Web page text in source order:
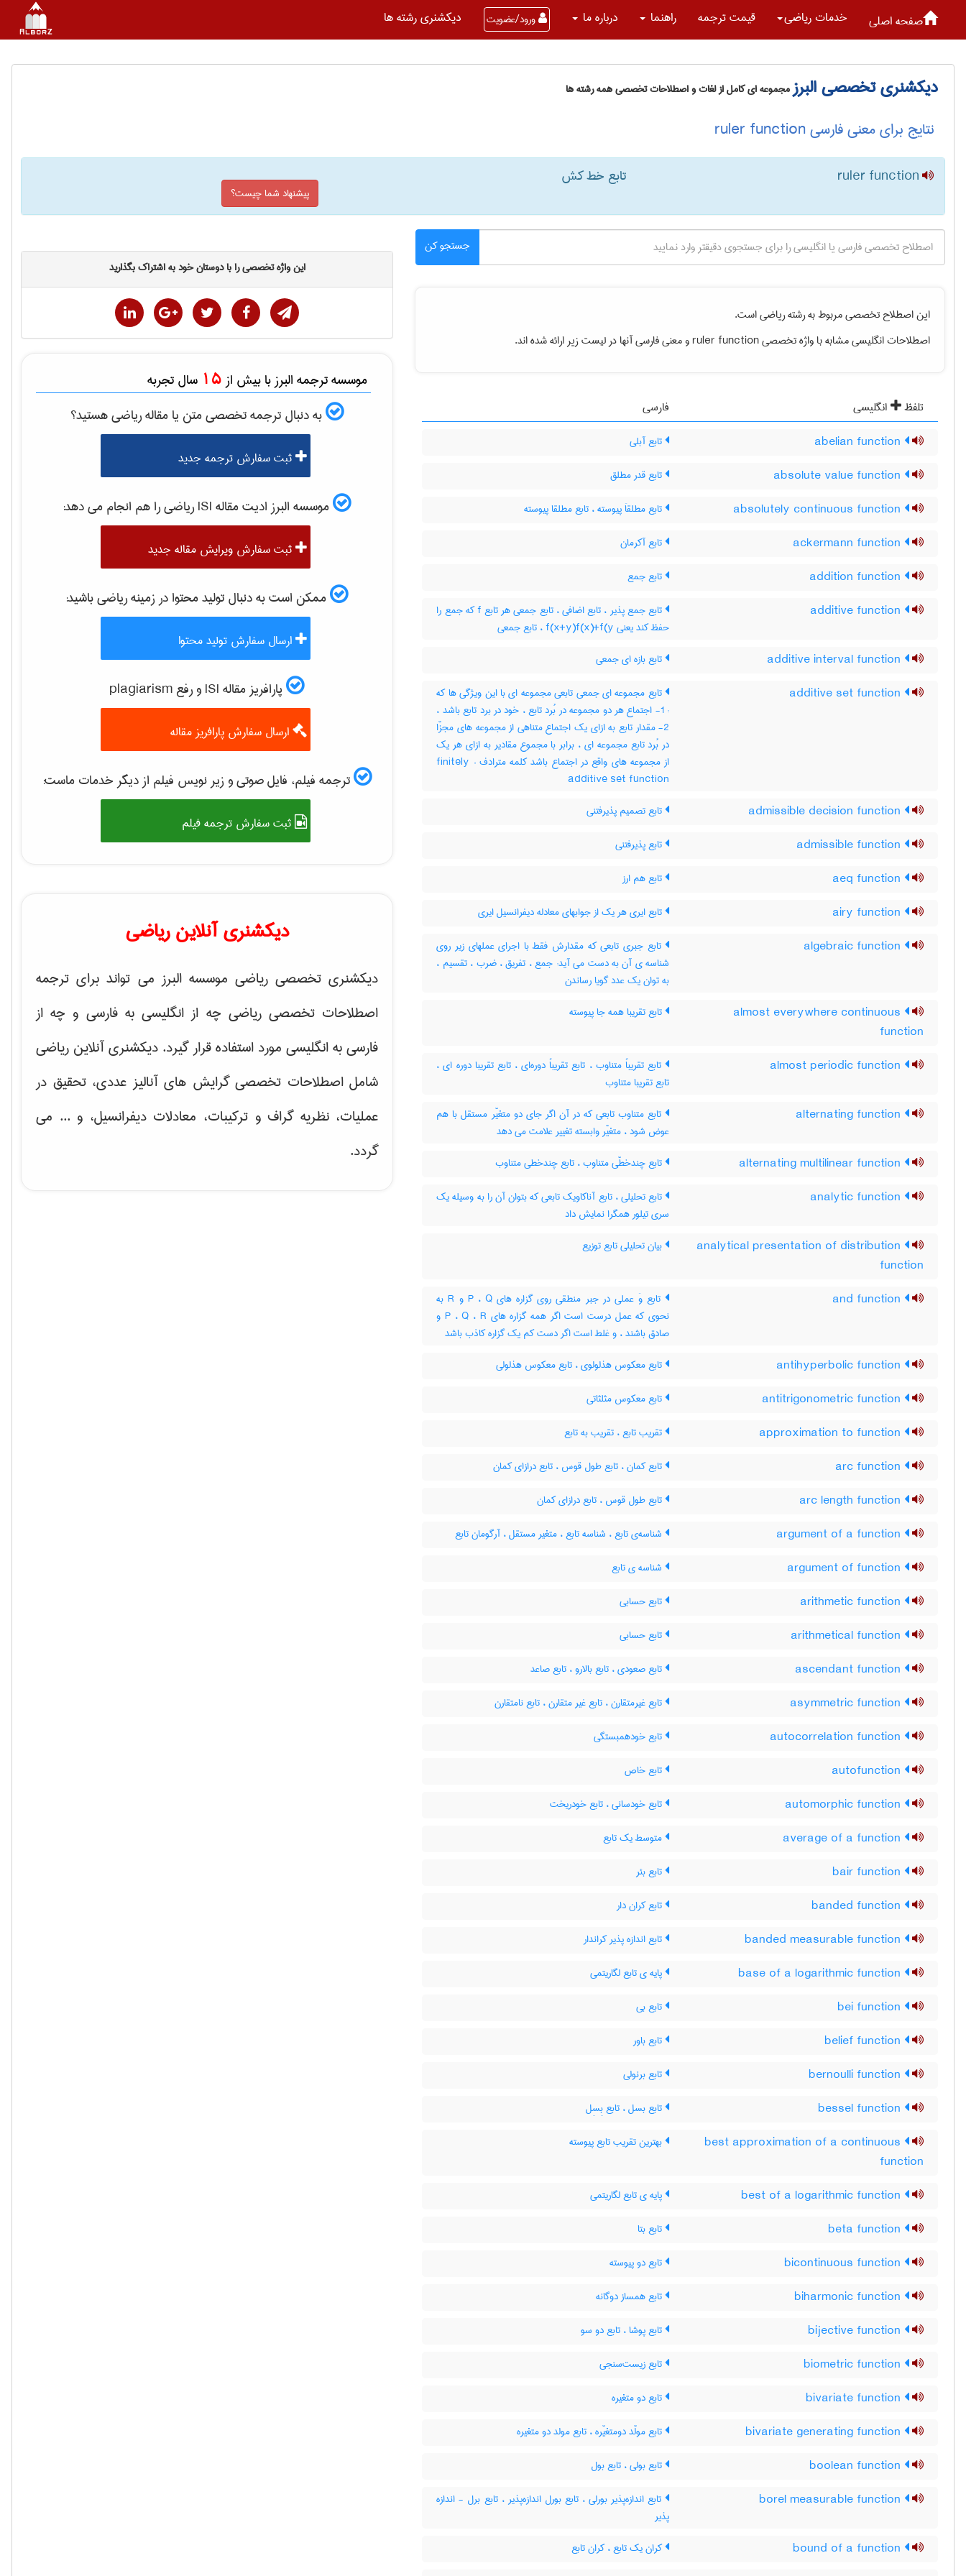
صفحه اصلی خدمات رياضی قیمت ترجمه راهنما درباره ما ورود/عضویت دیکشنری رشته ها
دیکشنری تخصصی البرزمجموعه ای کامل از لغات و اصطلاحات تخصصی همه رشته ها
نتایج برای معنی فارسی ruler function
ruler function تابع خط کش
پیشنهاد شما چیست؟
جستجو کن
این اصطلاح تخصصی مربوط به رشتهرياضیاست.
اصطلاحات انگلیسی مشابه با واژه تخصصیruler functionو معنی فارسی آنها در لیست زیر ارائه شده اند.
تلفظ انگلیسی
فارسی
تابع آبلی
تابع قدر مطلق
تابع مطلقاَ پیوسته ، تابع مطلقا پیوسته
تابع آکرمان
تابع جمع
تابع جمع پذیر ، تابع اضافی ، تابع جمعی هر تابع f که جمع را
حفظ کند یعنی f(x+y)f(x)+f(y ، تابع جمعی
تابع بازه ای جمعی
تابع مجموعه ای جمعی تابعی مجموعه ای با این ویژگی ها که
: 1- اجتماع هر دو مجموعه در بُرد تابع ، خود در برد تابع باشد ،
2- مقدار تابع به ازای یک اجتماع متناهی از مجموعه های مجزّا
در بُرد تابع مجموعه ای ، برابر با مجموع مقادیر به ازای هر یک
از مجموعه های واقع در اجتماع باشد کلمه مترادف : finitely
additive set function
تابع تصمیم پذیرفتنی
تابع پذیرفتنی
تابع هم ارز
تابع ایری هر یک از جوابهای معادله دیفرانسیل ایری
تابع جبری تابعی که مقدارش فقط با اجرای عملهای زیر روی
شناسه ی آن به دست می آید: جمع ، تفریق ، ضرب ، تقسیم ،
به توان یک عدد گویا رساندن
almost everywhere continuous
function
تابع تقریبا همه جا پیوسته
تابع تقریباً متناوب ، تابع تقریباً دوره‌ای ، تابع تقریبا دوره ای ،
تابع تقریبا متناوب
تابع متناوب تابعی که در آن اگر جای دو متغیّر مستقل با هم
عوض شود ، متغیّر وابسته تغییر علامت می دهد
تابع چندخطّی متناوب ، تابع چندخطی متناوب
تابع تحلیلی ، تابع آناکاویک تابعی که بتوان آن را به وسیله یک
سری تیلور همگرا نمایش داد
analytical presentation of distribution
function
بیان تحلیلی تابع توزیع
تابع وَ عملی در جبر منطقی روی گزاره های P ، Q و R به
نحوی که عمل درست است اگر همه گزاره های P ، Q ، R و
صادق باشند ، و غلط است اگر دست کم یک گزاره کاذب باشد
تابع معکوس هذلولوی ، تابع معکوس هذلولی
تابع معکوس مثلثاتی
تقریب تابع ، تقریب به تابع
تابع کمان ، تابع طول قوس ، تابع درازای کمان
تابع طول قوس ، تابع درازای کمان
شناسه‌ی تابع ، شناسه تابع ، متغیر مستقل ، آرگومان تابع
شناسه ی تابع
تابع حسابی
تابع حسابی
تابع صعودی ، تابع بالارو ، تابع صاعد
تابع غیرمتقارن ، تابع غیر متقارن ، تابع نامتقارن
تابع خودهمبستگی
تابع خاص
تابع خودسانی ، تابع خودریخت
متوسط یک تابع
تابع بئر
تابع کران دار
تابع اندازه پذیر کراندار
پایه ی تابع لگاریتمی
تابع بی
تابع باور
تابع برنولی
تابع بسل ، تابع بِسِل
best approximation of a continuous
function
بهترین تقریب تابع پیوسته
پایه ی تابع لگاریتمی
تابع بتا
تابع دو پیوسته
تابع همساز دوگانه
تابع پوشا ، تابع دو سو
تابع زیست‌سنجی
تابع دو متغیره
تابع مولّد دومتغیّره ، تابع مولد دو متغیره
تابع بولی ، تابع بول
تابع اندازه‌پذیر بورلی ، تابع بورل اندازه‌پذیر ، تابع برل - اندازه
پذیر
کران یک تابع ، کران تابع
این واژه تخصصی را با دوستان خود به اشتراک بگذارید
موسسه ترجمه البرز با بیش از 15 سال تجربه
به دنبال ترجمه تخصصی متن یا مقالهرياضیهستید؟
ثبت سفارش ترجمه جدید
موسسه البرز ادیت مقاله ISI رياضیرا هم انجام می دهد:
ثبت سفارش ویرایش مقاله جدید
ممکن است به دنبال تولید محتوا در زمینهرياضیباشید:
ارسال سفارش تولید محتوا
پارافریز مقاله ISI و رفع plagiarism
ارسال سفارش پارافریز مقاله
ترجمه فیلم، فایل صوتی و زیر نویس فیلم از دیگر خدمات ماست:
ثبت سفارش ترجمه فیلم
دیکشنری آنلاین ریاضی
دیکشنری تخصصی ریاضی موسسه البرز می تواند برای ترجمه
اصطلاحات تخصصی ریاضی چه از انگلیسی به فارسی و چه از
فارسی به انگلیسی مورد استفاده قرار گیرد. دیکشنری آنلاین ریاضی
شامل اصطلاحات تخصصی گرایش هایآنالیز عددی، تحقیق در
عملیات، نظریه گراف و تركیبات، معادلات دیفرانسیل، و ... می
گردد.